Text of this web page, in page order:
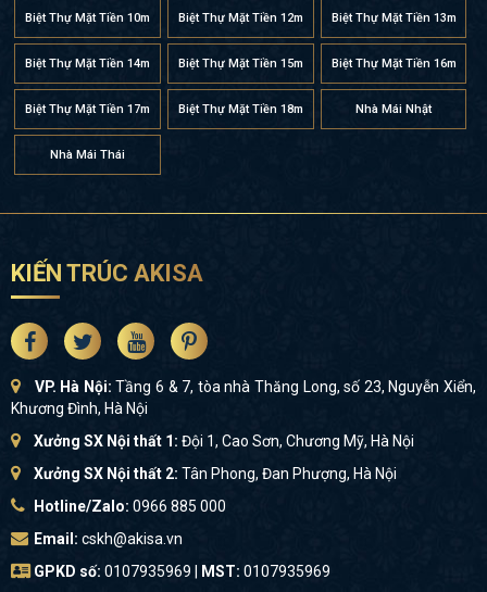
Biệt Thự Mặt Tiền 10m Biệt Thự Mặt Tiền 12m Biệt Thự Mặt Tiền 13m
Biệt Thự Mặt Tiền 14m Biệt Thự Mặt Tiền 15m Biệt Thự Mặt Tiền 16m
Biệt Thự Mặt Tiền 17m Biệt Thự Mặt Tiền 18m Nhà Mái Nhật
Nhà Mái Thái
KIẾN TRÚC AKISA
VP. Hà Nội:Tầng 6 & 7, tòa nhà Thăng Long, số 23, Nguyễn Xiển,
Khương Đình, Hà Nội
Xưởng SX Nội thất 1: Đội 1, Cao Sơn, Chương Mỹ, Hà Nội
Xưởng SX Nội thất 2: Tân Phong, Đan Phượng, Hà Nội
Hotline/Zalo: 0966 885 000
Email: cskh@akisa.vn
GPKD số: 0107935969 | MST: 0107935969